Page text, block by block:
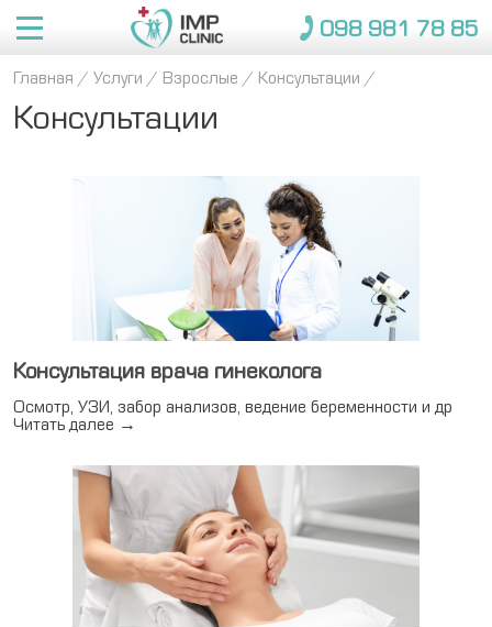
098 981 78 85
Об IMP
О нас
Преимущества
Услуги
Взрослые
Пакеты
Дети
детей
Пакеты
Медкомиссии
Справки для
заведений
Страховые кампании
Медицинские страховки
098 981 78 85
ЗАПИСАТЬСЯ
Главная / Услуги / Взрослые / Консультации /
Консультации
Консультация врача гинеколога
Осмотр, УЗИ, забор анализов, ведение беременности и др
Читать далее →